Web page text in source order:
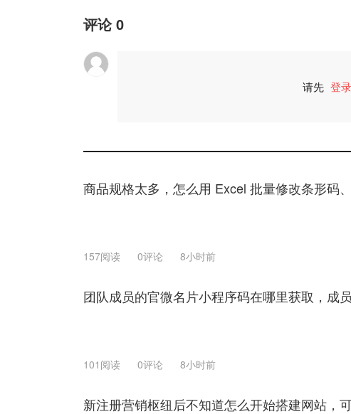
评论0
请先 登录
商品规格太多，怎么用 Excel 批量修改条形码
157阅读 0评论 8小时前
团队成员的官微名片小程序码在哪里获取，成
101阅读 0评论 8小时前
新注册营销枢纽后不知道怎么开始搭建网站，